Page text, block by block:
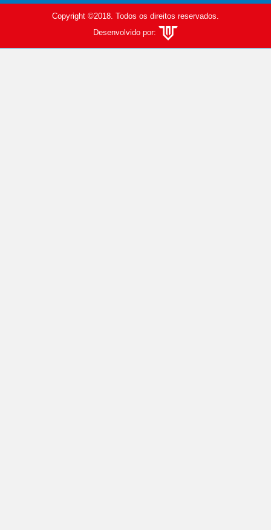
Copyright ©2018. Todos os direitos reservados.
Desenvolvido por: